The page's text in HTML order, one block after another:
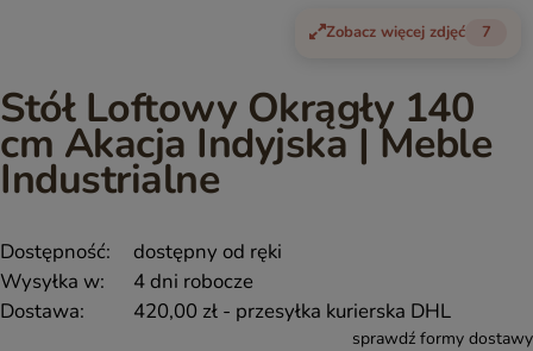
Zobacz więcej zdjęć 7
Stół Loftowy Okrągły 140
cm Akacja Indyjska | Meble
Industrialne
Dostępność:
dostępny od ręki
Wysyłka w:
4 dni robocze
Dostawa:
420,00 zł - przesyłka kurierska DHL
sprawdź formy dostawy